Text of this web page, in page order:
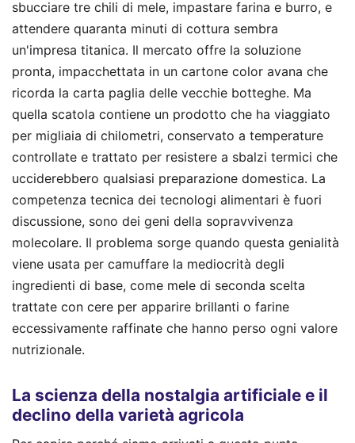
sbucciare tre chili di mele, impastare farina e burro, e
attendere quaranta minuti di cottura sembra
un'impresa titanica. Il mercato offre la soluzione
pronta, impacchettata in un cartone color avana che
ricorda la carta paglia delle vecchie botteghe. Ma
quella scatola contiene un prodotto che ha viaggiato
per migliaia di chilometri, conservato a temperature
controllate e trattato per resistere a sbalzi termici che
ucciderebbero qualsiasi preparazione domestica. La
competenza tecnica dei tecnologi alimentari è fuori
discussione, sono dei geni della sopravvivenza
molecolare. Il problema sorge quando questa genialità
viene usata per camuffare la mediocrità degli
ingredienti di base, come mele di seconda scelta
trattate con cere per apparire brillanti o farine
eccessivamente raffinate che hanno perso ogni valore
nutrizionale.
La scienza della nostalgia artificiale e il
declino della varietà agricola